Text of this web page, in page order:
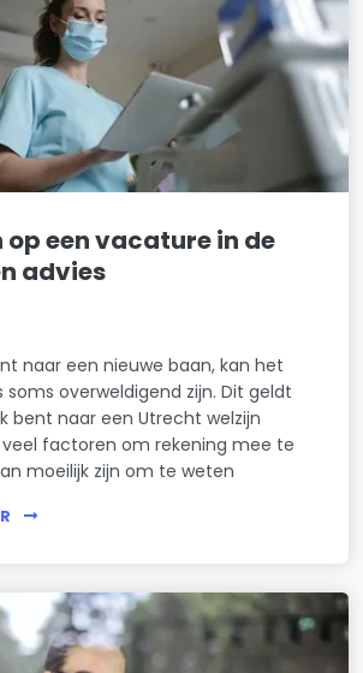
een vacature in de
advies
naar een nieuwe baan, kan het
overweldigend zijn. Dit geldt
bent naar een Utrecht welzijn
veel factoren om rekening mee te
moeilijk zijn om te weten